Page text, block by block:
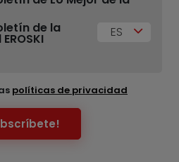
de la
ES
políticas de privacidad